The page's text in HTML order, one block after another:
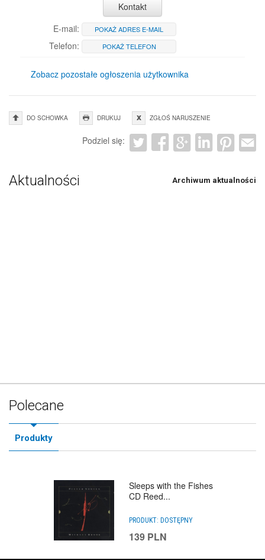
Kontakt
E-mail:
POKAŻ ADRES E-MAIL
Telefon: POKAŻ TELEFON
Zobacz pozostałe ogłoszenia użytkownika
DO SCHOWKA DRUKUJ ZGŁOŚ NARUSZENIE
Podziel się:
Aktualności Archiwum aktualności
Polecane
Produkty
Sleeps with the Fishes
CD Reed...
PRODUKT: DOSTĘPNY
139 PLN